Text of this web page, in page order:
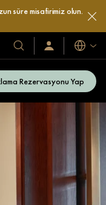
süre misafirimiz olun.
Otel
ve
Oturum
Açın
Katılın
Diller
Rezervasyonu Yap